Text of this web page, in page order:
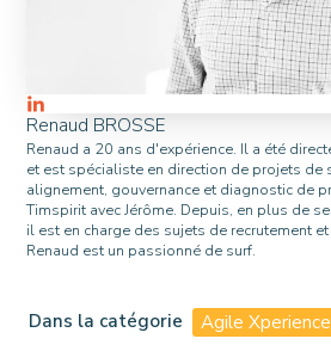
Renaud BROSSE
Renaud a 20 ans d'expérience. Il a été
et est spécialiste en direction de projets de
alignement, gouvernance et diagnostic de
Timspirit avec Jérôme. Depuis, en plus de
il est en charge des sujets de recrutement
Renaud est un passionné de surf.
Dans la catégorie Agile Xperience